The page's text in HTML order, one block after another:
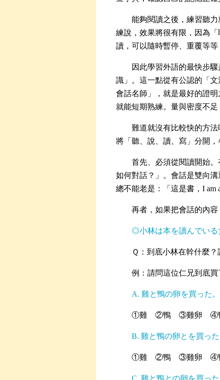
能夠閱讀之後，練習聽
練說，效果將很有限，因為
讀，可以隨時暫停、重覆等等
因此學習外語的最快步
識」。這一點從有公認的「
會話名師」，就是最好的證
就能短期熟練。量與密度不
難道就沒有比較快的方
將「聽、說、讀、寫」分開
首先、必須從閱讀開始
如何對話？」。會話是雙向
總不能老是：「這是書， I am
再者，如果把會話的內
◎小林は本を讀んでいる
Ｑ：到底小林在幹什麼
例：請問這位仁兄到底
A. 雞と鴨の卵を買った。
①雞 ②鴨 ③雞卵 ④
B. 雞と鴨の卵とを買っ
①雞 ②鴨 ③雞卵 ④
C. 雞と鴨との卵を買っ